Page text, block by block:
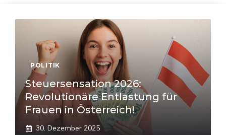
POLITIK
Steuersensation 2026:
Revolutionäre Entlastung für
Frauen in Österreich!
30. Dezember 2025